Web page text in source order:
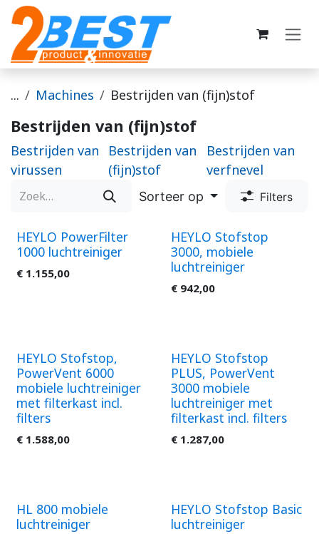
Overslaan naar inhoud
... Machines Bestrijden van (fijn)stof
Bestrijden van (fijn)stof
Bestrijden van
virussen
Bestrijden van
(fijn)stof
Bestrijden van
verfnevel
Sorteer op Filters
HEYLO PowerFilter
1000 luchtreiniger
€ 1.155,00
HEYLO Stofstop
3000, mobiele
luchtreiniger
€ 942,00
HEYLO Stofstop,
PowerVent 6000
mobiele luchtreiniger
met filterkast incl.
filters
€ 1.588,00
HEYLO Stofstop
PLUS, PowerVent
3000 mobiele
luchtreiniger met
filterkast incl. filters
€ 1.287,00
HL 800 mobiele
luchtreiniger
HEYLO Stofstop Basic
luchtreiniger